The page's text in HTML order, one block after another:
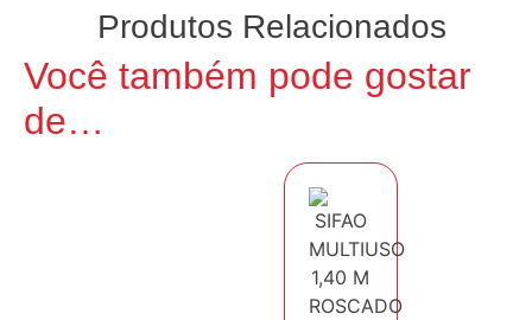
Produtos Relacionados
Você também pode gostar
de…